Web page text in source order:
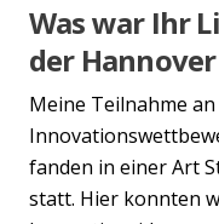
Was war Ihr
der
Meine Teilnahme
fanden in einer Art
statt. Hier konnten